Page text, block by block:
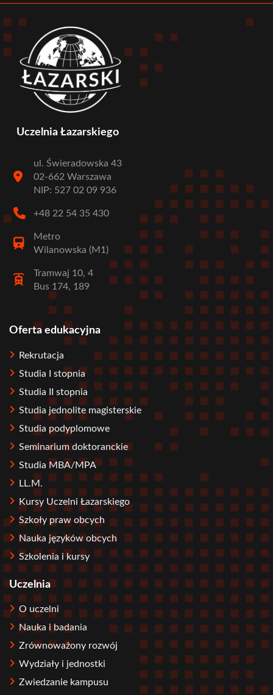
Uczelnia Łazarskiego
ul. Świeradowska 43
02-662 Warszawa
NIP: 527 02 09 936
+48 22 54 35 430
Metro
Wilanowska (M1)
Tramwaj 10, 4
Bus 174, 189
Stopka
Oferta edukacyjna
Rekrutacja
Studia I stopnia
Studia II stopnia
Studia jednolite magisterskie
Studia podyplomowe
Seminarium doktoranckie
Studia MBA/MPA
LL.M.
Kursy Uczelni Łazarskiego
Szkoły praw obcych
Nauka języków obcych
Szkolenia i kursy
Uczelnia
O uczelni
Nauka i badania
Zrównoważony rozwój
Wydziały i jednostki
Zwiedzanie kampusu